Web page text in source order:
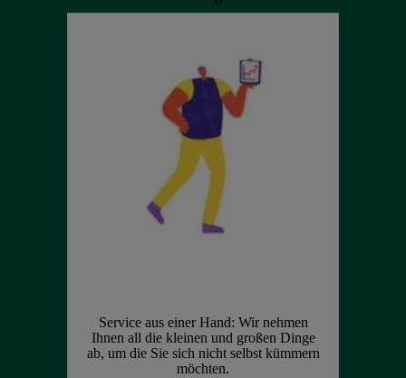
Service aus einer Hand: Wir nehmen
Ihnen all die kleinen und großen Dinge
ab, um die Sie sich nicht selbst kümmern
möchten.